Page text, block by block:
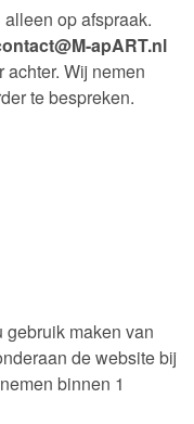
op afspraak.
apART.nl
Wij nemen
te bespreken.
gebruik maken van
de website bij
binnen 1